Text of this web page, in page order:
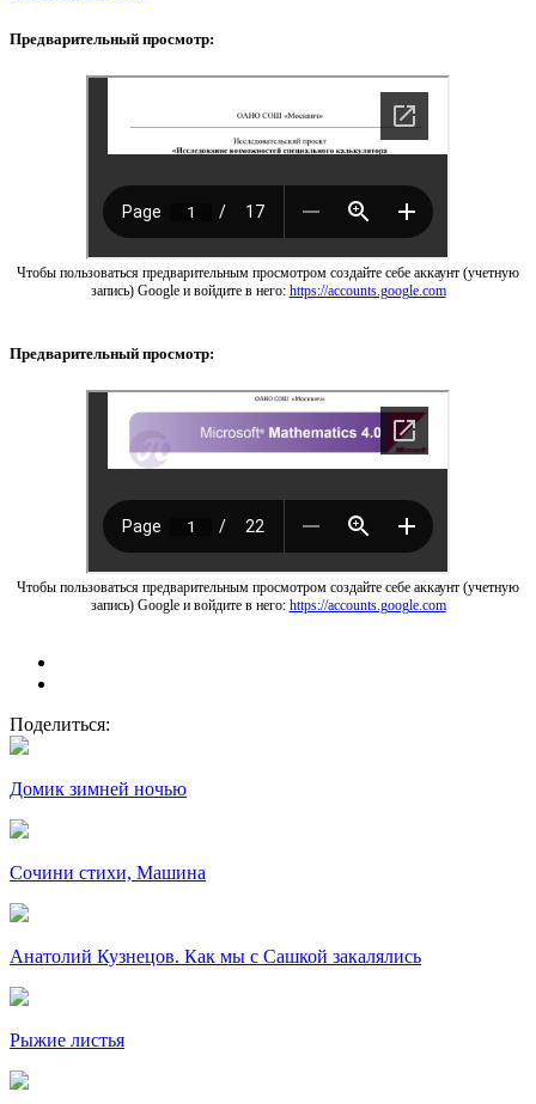
Предварительный просмотр:
Чтобы пользоваться предварительным просмотром создайте себе аккаунт (учетную
запись) Google и войдите в него: https://accounts.google.com
Предварительный просмотр:
Чтобы пользоваться предварительным просмотром создайте себе аккаунт (учетную
запись) Google и войдите в него: https://accounts.google.com
Поделиться:
Домик зимней ночью
Сочини стихи, Машина
Анатолий Кузнецов. Как мы с Сашкой закалялись
Рыжие листья